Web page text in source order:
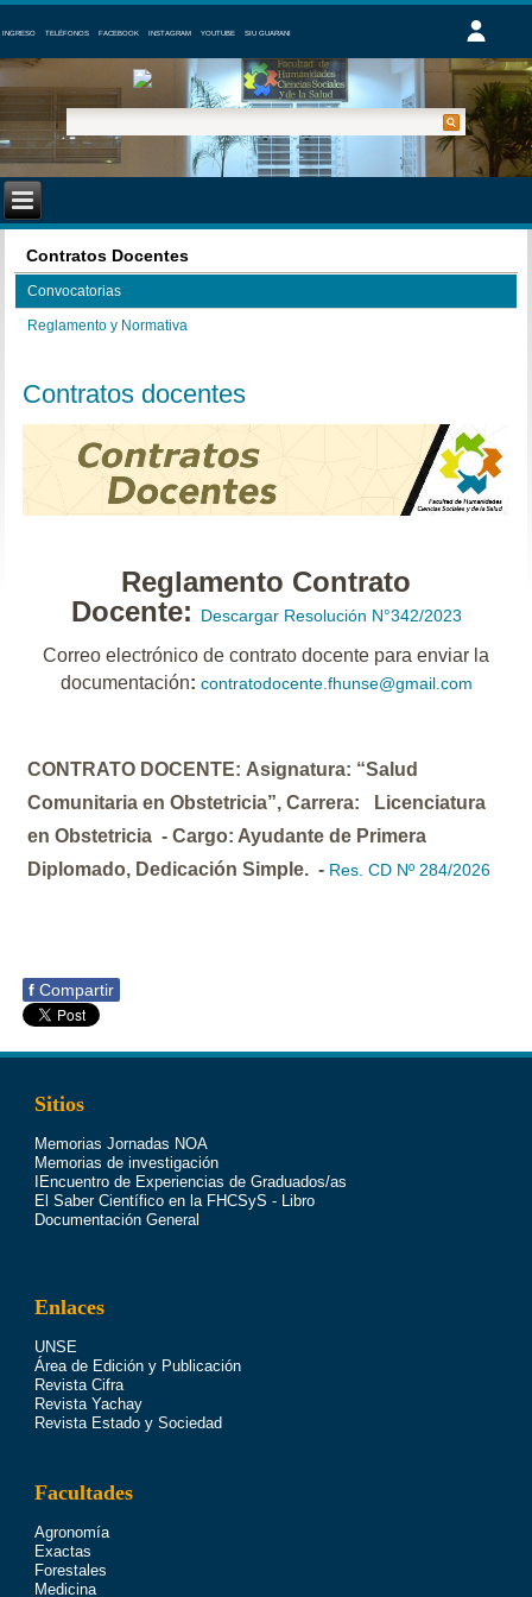
INGRESO TELÉFONOS FACEBOOK INSTAGRAM YOUTUBE SIU GUARANI
Contratos Docentes
Convocatorias
Reglamento y Normativa
Contratos docentes
Reglamento Contrato
Docente:
Descargar Resolución N°342/2023
Correo electrónico de contrato docente para enviar la
documentación: contratodocente.fhunse@gmail.com
CONTRATO DOCENTE: Asignatura: “Salud
Comunitaria en Obstetricia”, Carrera: Licenciatura
en Obstetricia - Cargo: Ayudante de Primera
Diplomado, Dedicación Simple. - Res. CD Nº 284/2026
f Compartir
Sitios
Memorias Jornadas NOA
Memorias de investigación
IEncuentro de Experiencias de Graduados/as
El Saber Científico en la FHCSyS - Libro
Documentación General
Enlaces
UNSE
Área de Edición y Publicación
Revista Cifra
Revista Yachay
Revista Estado y Sociedad
Facultades
Agronomía
Exactas
Forestales
Medicina